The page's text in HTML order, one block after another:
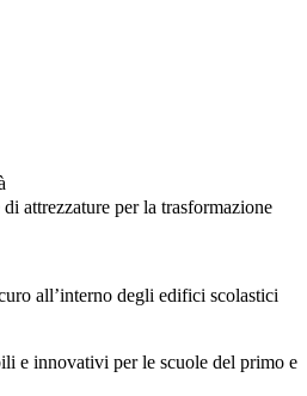
attrezzature per la trasformazione
all’interno degli edifici scolastici
e innovativi per le scuole del primo e